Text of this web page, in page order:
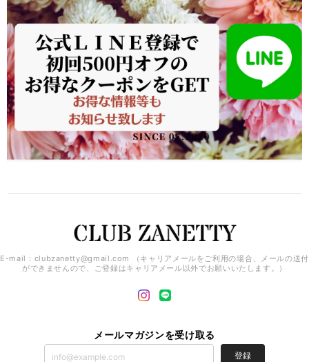
E-mail： clubzanetty@gmail.com
（キャリアメールをご利用の場合、メールの送付
ができませんので、ご登録はキャリアメール以外でお願いいたします。）
メールマガジンを受け取る
登録